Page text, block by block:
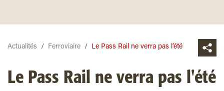
Actualités Ferroviaire Le Pass Rail ne verra pas l’été
Le Pass Rail ne verra pas l'été